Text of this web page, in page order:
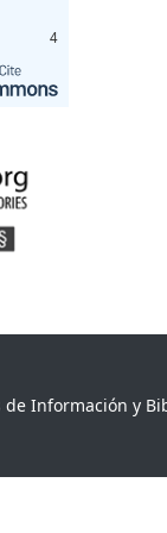
4
Información y